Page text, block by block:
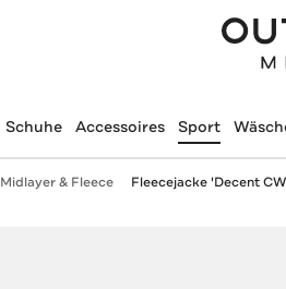
Schuhe Accessoires Sport
Midlayer & Fleece Fleecejacke 'Decent